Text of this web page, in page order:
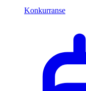
Konkurranse